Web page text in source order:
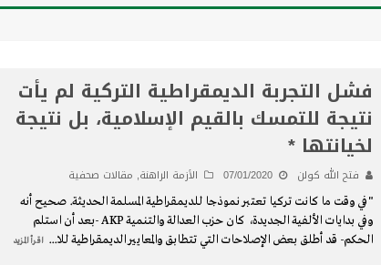
فشل التجربة الديمقراطية التركية لم يأت
نتيجة للتمسك بالقيم الإسلامية، بل نتيجة
لخيانتها *
فتح الله كولن 07/01/2020 الأزمة الراهنة, مقالات صحفية
"في وقت ما كانت تركيا تعتبر نموذجا للديمقراطية المسلمة الحديثة. صحيح أنه
وفي بدايات الألفية الجديدة، كان حزب العدالة والتنمية AKP -بعد أن استلم
الحكم- قد أطلق بعض الإصلاحات التي تتطابق والمعايير الديمقراطية للا... اقرأ المزيد